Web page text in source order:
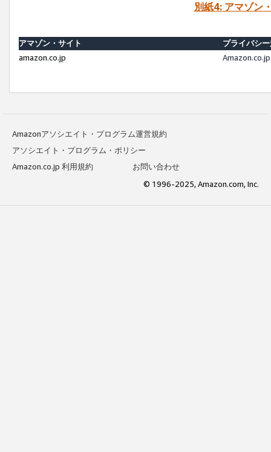
別紙4: アマゾン
アマゾン・サイト
プライバシ
amazon.co.jp
Amazonアソシエイト・プログラム運営規約
アソシエイト・プログラム・ポリシー
Amazon.co.jp 利用規約
お問い合わせ
© 1996-2025, Amazon.com, Inc.